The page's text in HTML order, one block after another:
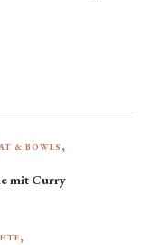
& BOWLS
mit Curry